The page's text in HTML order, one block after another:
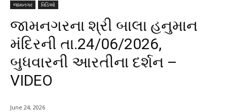
જામનગર વિડિઓ
જામનગરના શ્રી બાલા હનુમાન
મંદિરની તા.24/06/2026,
બુધવારની આરતીના દર્શન –
VIDEO
June 24, 2026